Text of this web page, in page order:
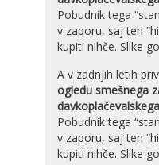
Pobudnik tega
v zaporu, saj teh
kupiti nihče. Slike
A v zadnjih letih
ogledu smešnega
Pobudnik tega
v zaporu, saj teh
kupiti nihče. Slike